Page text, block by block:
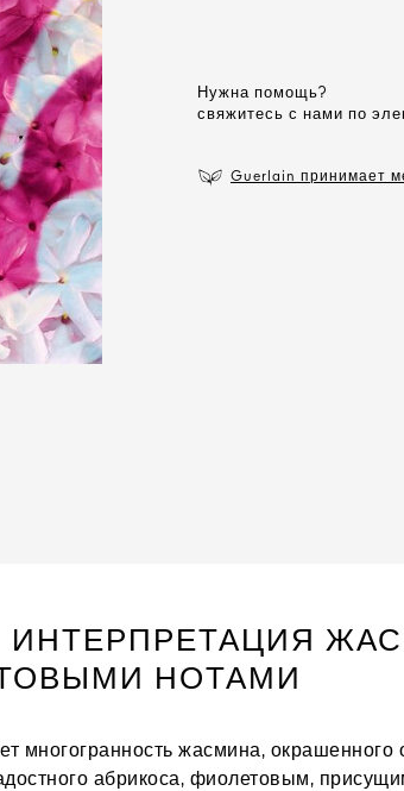
Нужна помощь?
свяжитесь с нами по
Guerlain принимает
НОТАМИ
многогранность жасмина,
абрикоса, фиолетовым,